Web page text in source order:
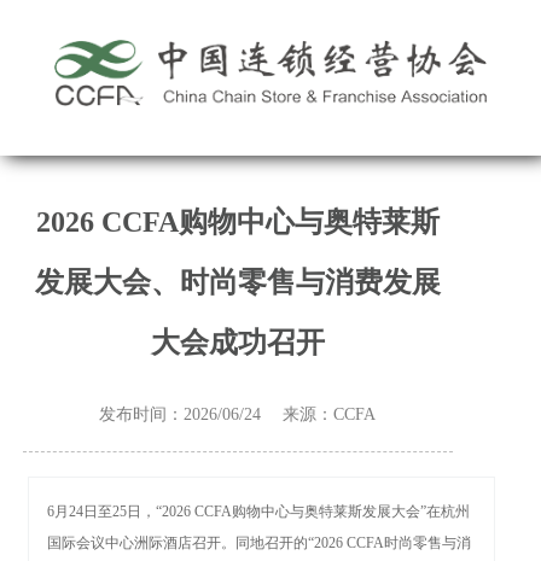
2026 CCFA购物中心与奥特莱斯
发展大会、时尚零售与消费发展
大会成功召开
发布时间：2026/06/24 来源：CCFA
6月24日至25日，“2026 CCFA购物中心与奥特莱斯发展大会”在杭州
国际会议中心洲际酒店召开。同地召开的“2026 CCFA时尚零售与消